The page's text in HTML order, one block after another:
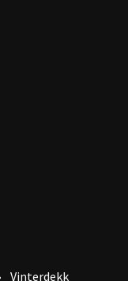
Vinterdekk